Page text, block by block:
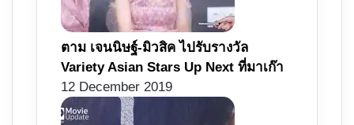
ตาม เจนนิษฐ์-มิวสิค ไปรับรางวัล
Variety Asian Stars Up Next ที่มาเก๊า
12 December 2019